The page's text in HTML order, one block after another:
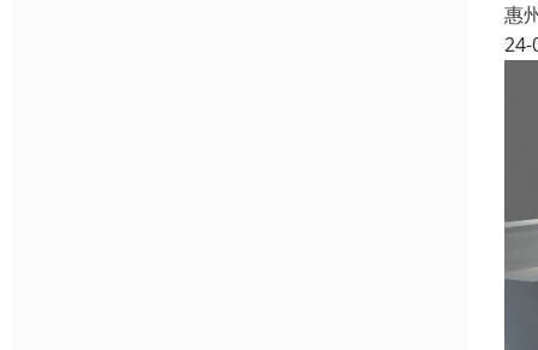
惠
24-